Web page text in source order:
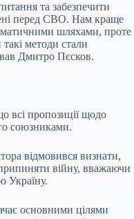
та забезпечити
перед СВО. Нам краще
шляхами, проте
методи стали
Дмитро Пєсков.
всі пропозиції щодо
союзниками.
відмовився визнати,
війну, вважаючи
Україну.
основними цілями